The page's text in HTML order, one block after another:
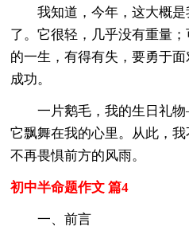
我知道，今年，这大概
了。它很轻，几乎没有重量
的一生，有得有失，要勇于
成功。
一片鹅毛，我的生日礼
它飘舞在我的心里。从此，
不再畏惧前方的风雨。
初中半命题作文 篇4
一、前言